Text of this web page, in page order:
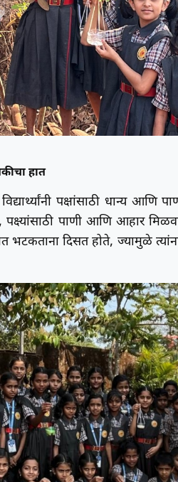
हात
विद्यार्थ्यांनी पक्षांसाठी धान्य
पाणी आणि आहार
भटकताना दिसत होते, ज्यामुळे